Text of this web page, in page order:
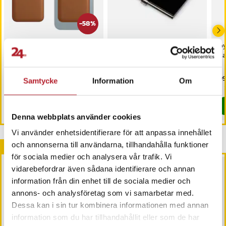
Samtycke Information Om
Denna webbplats använder cookies
Vi använder enhetsidentifierare för att anpassa innehållet
och annonserna till användarna, tillhandahålla funktioner
för sociala medier och analysera vår trafik. Vi
vidarebefordrar även sådana identifierare och annan
information från din enhet till de sociala medier och
annons- och analysföretag som vi samarbetar med.
Dessa kan i sin tur kombinera informationen med annan
information som du har tillhandahållit eller som de har
-58%
Korthållare med magnet
till Iphone - Brun
Nuvarande pris:
29 krTidigare pris
29 kr 69 kr Pris:59 kr
59 kr
Andra köpte också